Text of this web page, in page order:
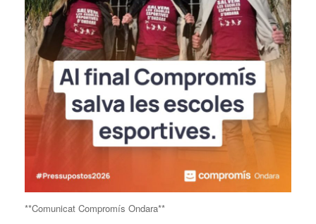
**Comunicat Compromís Ondara**